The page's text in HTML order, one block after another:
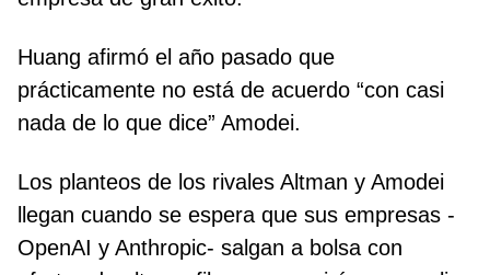
Huang afirmó el año pasado que
prácticamente no está de acuerdo “con casi
nada de lo que dice” Amodei.
Los planteos de los rivales Altman y Amodei
llegan cuando se espera que sus empresas -
OpenAI y Anthropic- salgan a bolsa con